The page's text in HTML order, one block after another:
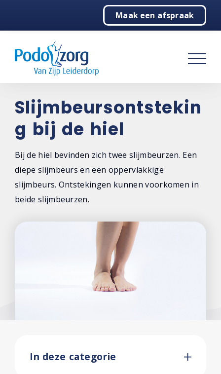
Maak een afspraak
Podologie
Behandelingen
Over ons
Contact
Slijmbeursontstekin
g bij de hiel
Bij de hiel bevinden zich twee slijmbeurzen. Een
diepe slijmbeurs en een oppervlakkige
slijmbeurs. Ontstekingen kunnen voorkomen in
beide slijmbeurzen.
In deze categorie